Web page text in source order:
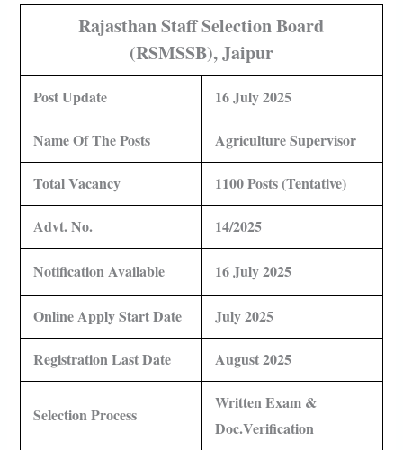
Rajasthan Staff Selection Board
(RSMSSB), Jaipur
Post Update 16 July 2025
Name Of The Posts Agriculture Supervisor
Total Vacancy 1100 Posts (Tentative)
Advt. No. 14/2025
Notification Available 16 July 2025
Online Apply Start Date July 2025
Registration Last Date August 2025
Selection Process
Written Exam &
Doc.Verification